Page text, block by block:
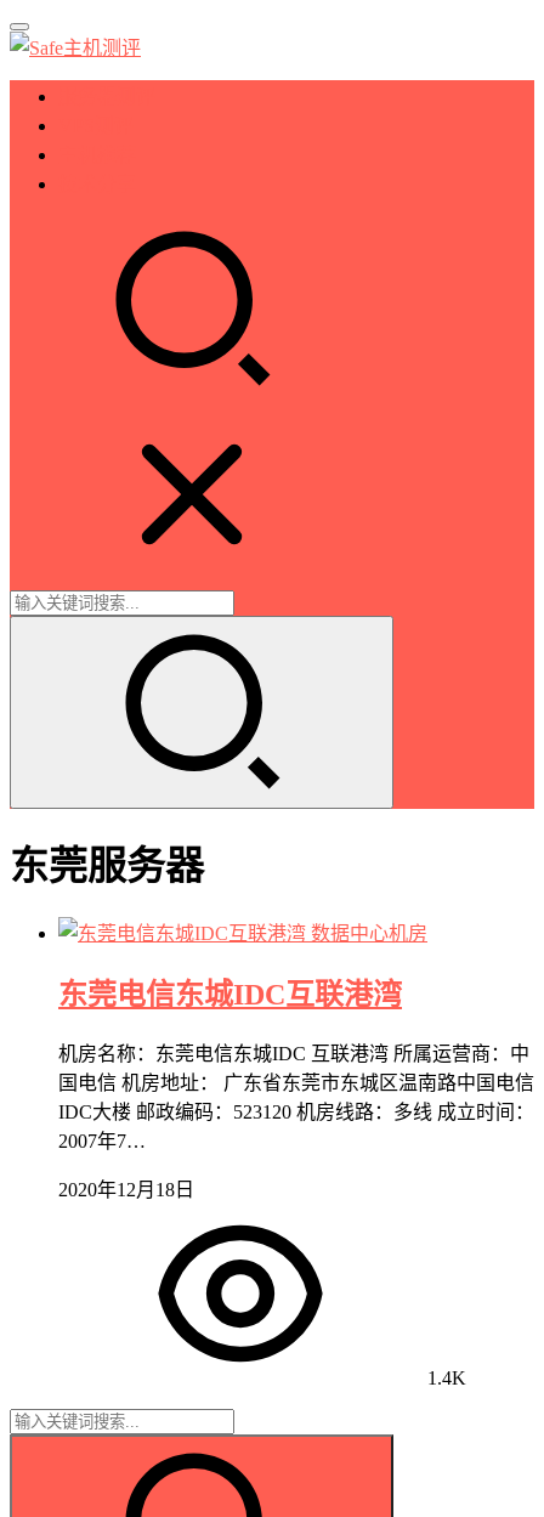
东莞服务器
数据中心机房
东莞电信东城IDC互联港湾
机房名称：东莞电信东城IDC 互联港湾 所属运营商：中
国电信 机房地址： 广东省东莞市东城区温南路中国电信
IDC大楼 邮政编码：523120 机房线路：多线 成立时间：
2007年7…
2020年12月18日
1.4K